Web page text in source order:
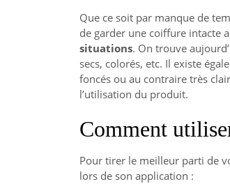
Que ce soit par manque de
de garder une coiffure intacte
situations. On trouve
secs, colorés, etc. Il existe
foncés ou au contraire très
l’utilisation du produit.
Comment
Pour tirer le meilleur parti de
lors de son application :